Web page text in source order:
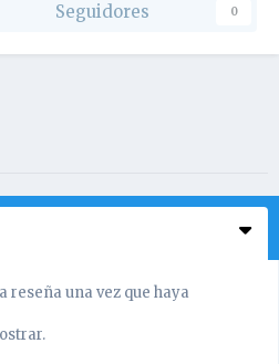
Seguidores 0
reseña una vez que haya